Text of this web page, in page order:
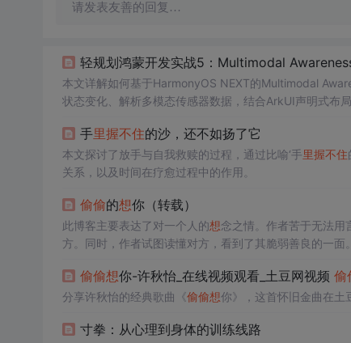
请发表友善的回复…
轻规划鸿蒙开发实战5：Multimodal
本文详解如何基于HarmonyOS NEXT的Multimodal
状态变化、解析多模态传感器数据，结合ArkUI声明式布
手里握不住的沙，还不如扬了它
本文探讨了放手与自我救赎的过程，通过比喻‘手里握不住
关系，以及时间在疗愈过程中的作用。
偷偷的想你（转载）
此博客主要表达了对一个人的想念之情。作者苦于无法用
方。同时，作者试图读懂对方，看到了其脆弱善良的一面。
偷偷想你-许秋怡_在线视频观看_土豆网视频 偷
分享许秋怡的经典歌曲《偷偷想你》，这首怀旧金曲在土
寸拳：从心理到身体的训练线路